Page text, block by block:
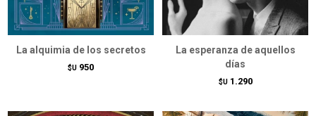
La alquimia de los secretos
$U 950
La esperanza de aquellos
días
$U 1.290